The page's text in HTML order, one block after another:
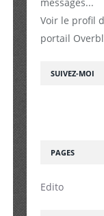
SUIVEZ-MOI
Voir le profil
portail
PAGES
Edito